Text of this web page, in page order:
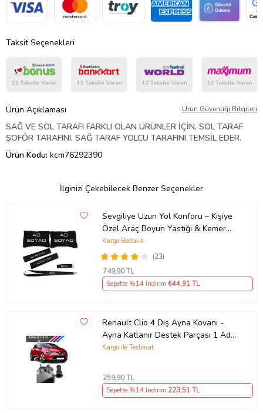
Taksit Seçenekleri
Ürün Açıklaması Ürün Güvenliği Bilgileri
SAĞ VE SOL TARAFI FARKLI OLAN ÜRÜNLER İÇİN, SOL TARAF
ŞOFÖR TARAFINI, SAĞ TARAF YOLCU TARAFINI TEMSİL EDER.
Ürün Kodu: kcm76292390
İlginizi Çekebilecek Benzer Seçenekler
Sevgiliye Uzun Yol Konforu – Kişiye
Özel Araç Boyun Yastığı & Kemer
Pedi Hediye Seti
(23)
Kargo Bedava
749,90 TL
Sepette %14 İndirim 644,91 TL
Renault Clio 4 Dış Ayna Kovanı -
Ayna Katlanır Destek Parçası 1 Adet
490307706 M3625
Kargo ile Teslimat
259,90 TL
Sepette %14 İndirim 223,51 TL